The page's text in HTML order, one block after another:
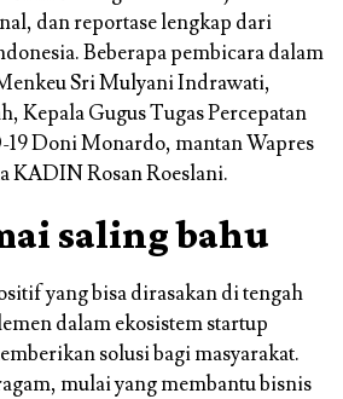
dan reportase lengkap dari
Beberapa pembicara dalam
Sri Mulyani Indrawati,
Kepala Gugus Tugas Percepatan
Doni Monardo, mantan Wapres
KADIN Rosan Roeslani.
saling bahu
yang bisa dirasakan di tengah
dalam ekosistem startup
solusi bagi masyarakat.
mulai yang membantu bisnis